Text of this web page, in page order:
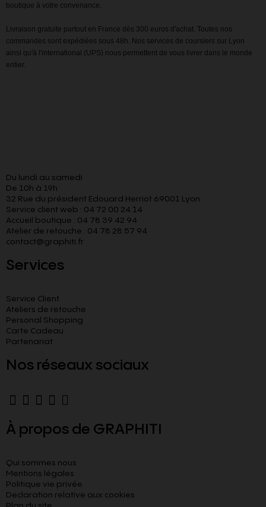
boutique à votre convenance.
Livraison gratuite partout en France dès 300 euros d'achat. Toutes nos
commandes sont expédiées sous 48h. Nos services de coursiers sur Lyon
ainsi qu'à l'international (UPS) nous permettent de vous livrer dans le monde
entier.
Du lundi au samedi
De 10h à 19h
32 Rue du président Edouard Herriot 69001 Lyon
Service client web : 04 72 00 24 14
Accueil boutique : 04 78 39 42 94
Atelier de retouche : 04 78 28 57 94
contact@graphiti.fr
Services
Service Client
Ateliers de retouche
Personal Shopping
Carte Cadeau
Partenariat
Nos réseaux sociaux
À propos de GRAPHITI
Qui sommes nous
Mentions légales
Politique vie privée
Declaration relative aux cookies​